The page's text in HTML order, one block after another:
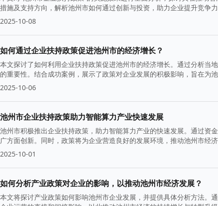
措施及支持方向，解析池州市如何通过创新与投资，助力企业提升竞争
2025-10-08
如何通过企业扶持政策促进池州市的经济增长？
本文探讨了如何利用企业扶持政策促进池州市的经济增长。通过分析当
的重要性。结合成功案例，展示了政策对企业发展的积极影响，旨在为
2025-10-06
池州市企业扶持政策助力智能算力产业快速发展
池州市积极推出企业扶持政策，助力智能算力产业的快速发展。通过资
广方面创新。同时，政策将为企业营造良好的发展环境，推动池州市经
2025-10-01
如何分析产业政策对企业的影响，以推动池州市经济发展？
本文将探讨产业政策如何影响池州市企业发展，并提供具体分析方法。